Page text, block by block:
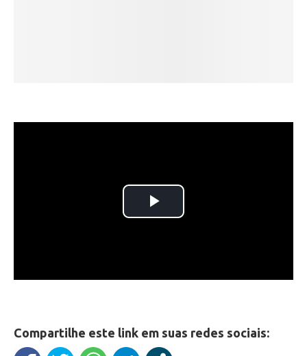
Compartilhe este link em suas redes sociais: